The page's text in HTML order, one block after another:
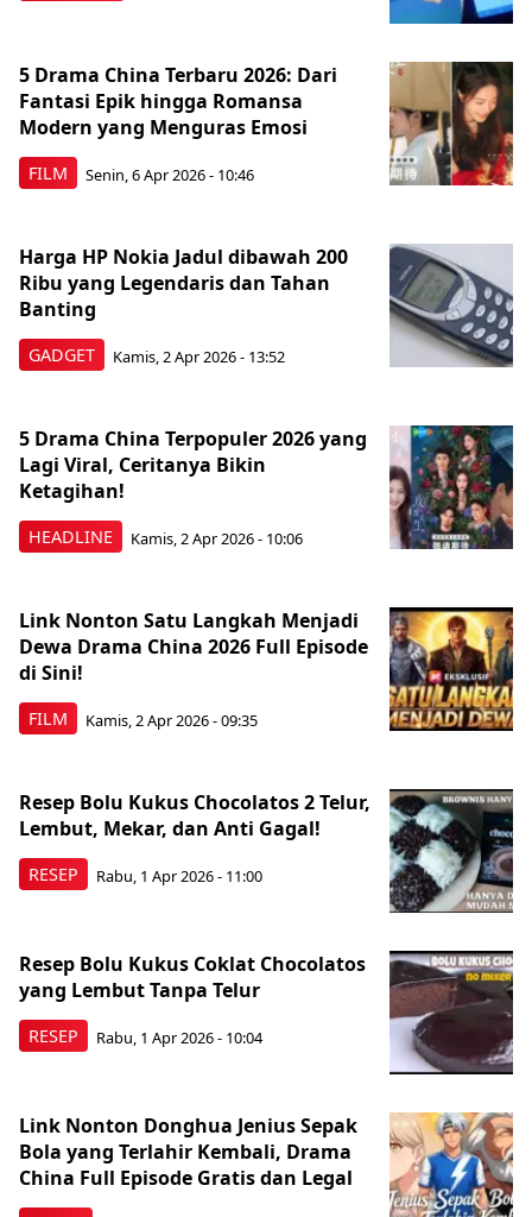
FILM
5 Drama China Terbaru 2026: Dari
Fantasi Epik hingga Romansa
Modern yang Menguras Emosi
Senin, 6 Apr 2026 - 10:46
GADGET
Harga HP Nokia Jadul dibawah 200
Ribu yang Legendaris dan Tahan
Banting
Kamis, 2 Apr 2026 - 13:52
HEADLINE
5 Drama China Terpopuler 2026 yang
Lagi Viral, Ceritanya Bikin
Ketagihan!
Kamis, 2 Apr 2026 - 10:06
FILM
Link Nonton Satu Langkah Menjadi
Dewa Drama China 2026 Full Episode
di Sini!
Kamis, 2 Apr 2026 - 09:35
RESEP
Resep Bolu Kukus Chocolatos 2 Telur,
Lembut, Mekar, dan Anti Gagal!
Rabu, 1 Apr 2026 - 11:00
RESEP
Resep Bolu Kukus Coklat Chocolatos
yang Lembut Tanpa Telur
Rabu, 1 Apr 2026 - 10:04
Link Nonton Donghua Jenius Sepak
Bola yang Terlahir Kembali, Drama
China Full Episode Gratis dan Legal